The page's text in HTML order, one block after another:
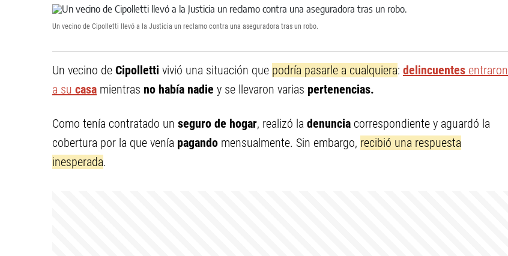
Un vecino de Cipolletti llevó a la Justicia un reclamo contra una aseguradora tras un robo.
Un vecino de Cipolletti vivió una situación que podría pasarle a cualquiera: delincuentes entraron
a su casa mientras no había nadie y se llevaron varias pertenencias.
Como tenía contratado un seguro de hogar, realizó la denuncia correspondiente y aguardó la
cobertura por la que venía pagando mensualmente. Sin embargo, recibió una respuesta
inesperada.